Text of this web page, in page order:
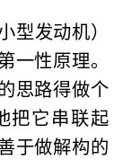
型发动机）
性原理。
思路得做个
把它串联起
于做解构的